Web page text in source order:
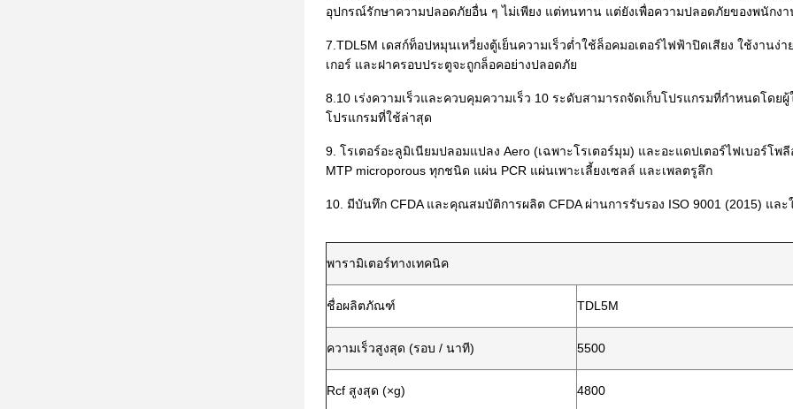
อุปกรณ์รักษาความปลอดภัยอื่น ๆ ไม่เพียง แต่ทนทาน แต่ยังเพื่อความปลอดภัยของพนักง
7.TDL5M เดสก์ท็อปหมุนเหวี่ยงตู้เย็นความเร็วต่ำใช้ล็อคมอเตอร์ไฟฟ้าปิดเสียง ใช้งาน
เกอร์ และฝาครอบประตูจะถูกล็อคอย่างปลอดภัย
8.10 เร่งความเร็วและควบคุมความเร็ว 10 ระดับสามารถจัดเก็บโปรแกรมที่กำหนดโด
โปรแกรมที่ใช้ล่าสุด
9. โรเตอร์อะลูมิเนียมปลอมแปลง Aero (เฉพาะโรเตอร์มุม) และอะแดปเตอร์ไฟเบอร์โ
MTP microporous ทุกชนิด แผ่น PCR แผ่นเพาะเลี้ยงเซลล์ และเพลตรูลึก
10. มีบันทึก CFDA และคุณสมบัติการผลิต CFDA ผ่านการรับรอง ISO 9001 (2015) และ
พารามิเตอร์ทางเทคนิค
ชื่อผลิตภัณฑ์ TDL5M
ความเร็วสูงสุด (รอบ / นาที) 5500
Rcf สูงสุด (×g) 4800